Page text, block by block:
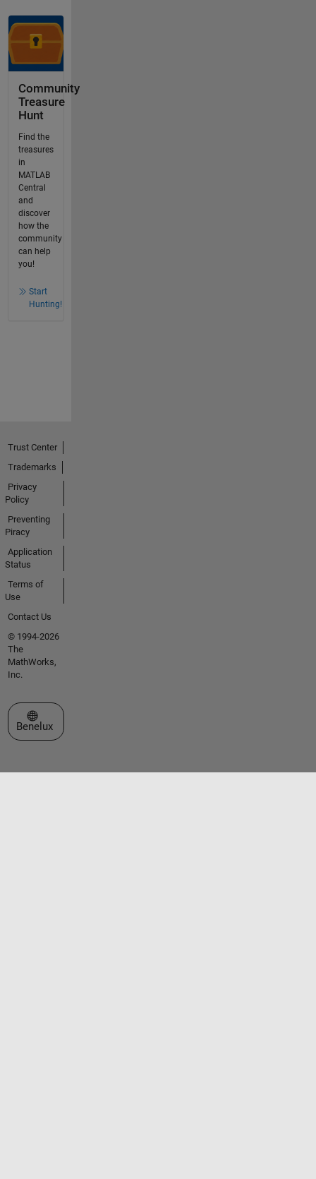
Community
Treasure
Hunt
Find the
treasures
in
MATLAB
Central
and
discover
how the
community
can help
you!
Start
Hunting!
Trust Center
Trademarks
Privacy
Policy
Preventing
Piracy
Application
Status
Terms of
Use
Contact Us
© 1994-2026
The
MathWorks,
Inc.
Select a Web Site
Benelux